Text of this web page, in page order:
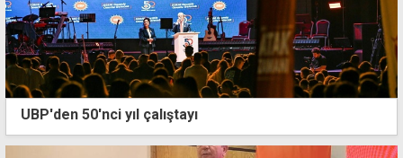
UBP'den 50'nci yıl çalıştayı